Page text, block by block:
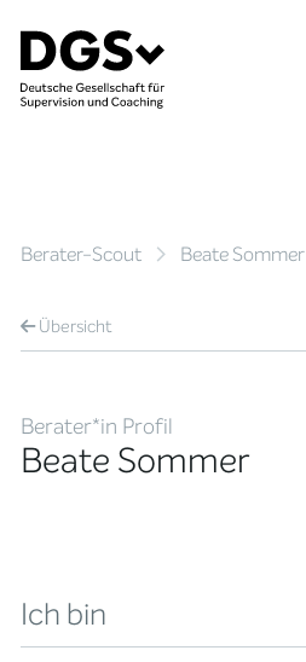
Berater-Scout Beate Sommer
Übersicht
Berater*in Profil
Beate Sommer
Ich bin